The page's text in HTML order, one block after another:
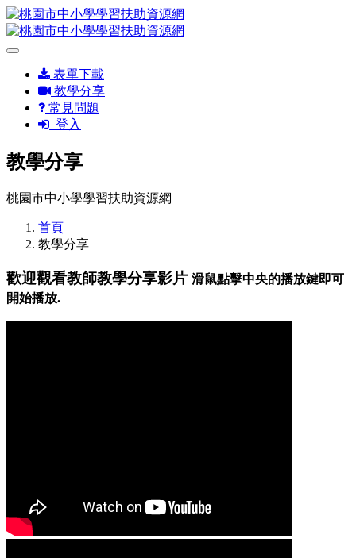
表單下載
教學分享
常見問題
登入
教學分享
桃園市中小學學習扶助資源網
首頁
教學分享
歡迎觀看教師教學分享影片 滑鼠點擊中央的播放鍵即可
開始播放.